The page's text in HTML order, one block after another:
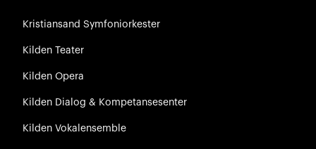
Kristiansand Symfoniorkester
Kilden Teater
Kilden Opera
Kilden Dialog & Kompetansesenter
Kilden Vokalensemble